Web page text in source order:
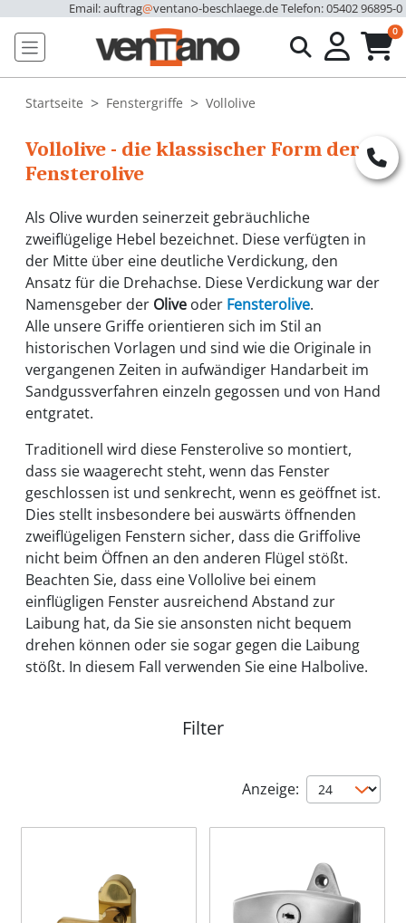
Email: auftrag@ventano-beschlaege.deTelefon: 05402 96895-0
0
Startseite Fenstergriffe Vollolive
Vollolive - die klassischer Form der
Fensterolive
Als Olive wurden seinerzeit gebräuchliche
zweiflügelige Hebel bezeichnet. Diese verfügten in
der Mitte über eine deutliche Verdickung, den
Ansatz für die Drehachse. Diese Verdickung war der
Namensgeber der Olive oder Fensterolive.
Alle unsere Griffe orientieren sich im Stil an
historischen Vorlagen und sind wie die Originale in
vergangenen Zeiten in aufwändiger Handarbeit im
Sandgussverfahren einzeln gegossen und von Hand
entgratet.
Traditionell wird diese Fensterolive so montiert,
dass sie waagerecht steht, wenn das Fenster
geschlossen ist und senkrecht, wenn es geöffnet ist.
Dies stellt insbesondere bei auswärts öffnenden
zweiflügeligen Fenstern sicher, dass die Griffolive
nicht beim Öffnen an den anderen Flügel stößt.
Beachten Sie, dass eine Vollolive bei einem
einflügligen Fenster ausreichend Abstand zur
Laibung hat, da Sie sie ansonsten nicht bequem
drehen können oder sie sogar gegen die Laibung
stößt. In diesem Fall verwenden Sie eine Halbolive.
Filter
Anzeige: